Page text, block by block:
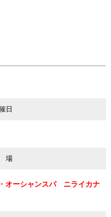
日
場
オーシャンスパ ニライカナ